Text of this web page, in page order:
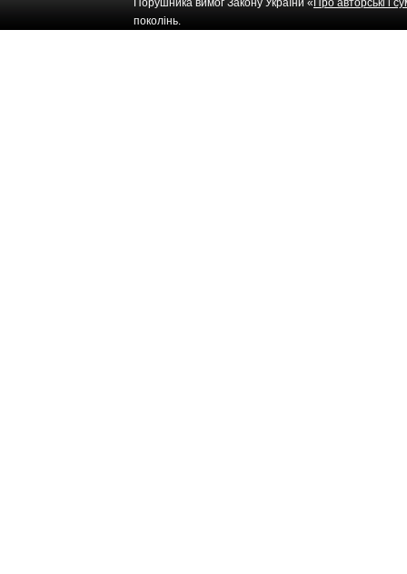
Порушника вимог Закону України « Про авторські і
поколінь.